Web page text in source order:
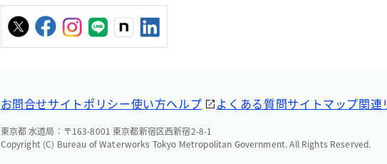
お問合せサイトポリシー使い方ヘルプ よくある質問サイトマップ関連
東京都 水道局：〒163-8001 東京都新宿区西新宿2-8-1
Copyright (C) Bureau of Waterworks Tokyo Metropolitan Government. All Rights Reserved.